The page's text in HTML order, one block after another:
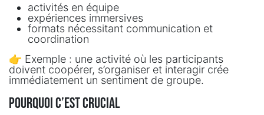
activités en équipe
expériences immersives
formats nécessitant communication et
coordination
👉 Exemple : une activité où les participants
doivent coopérer, s’organiser et interagir crée
immédiatement un sentiment de groupe.
Pourquoi c’est crucial